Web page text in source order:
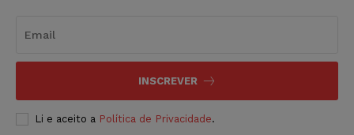
INSCREVER
Li e aceito a Política de Privacidade.